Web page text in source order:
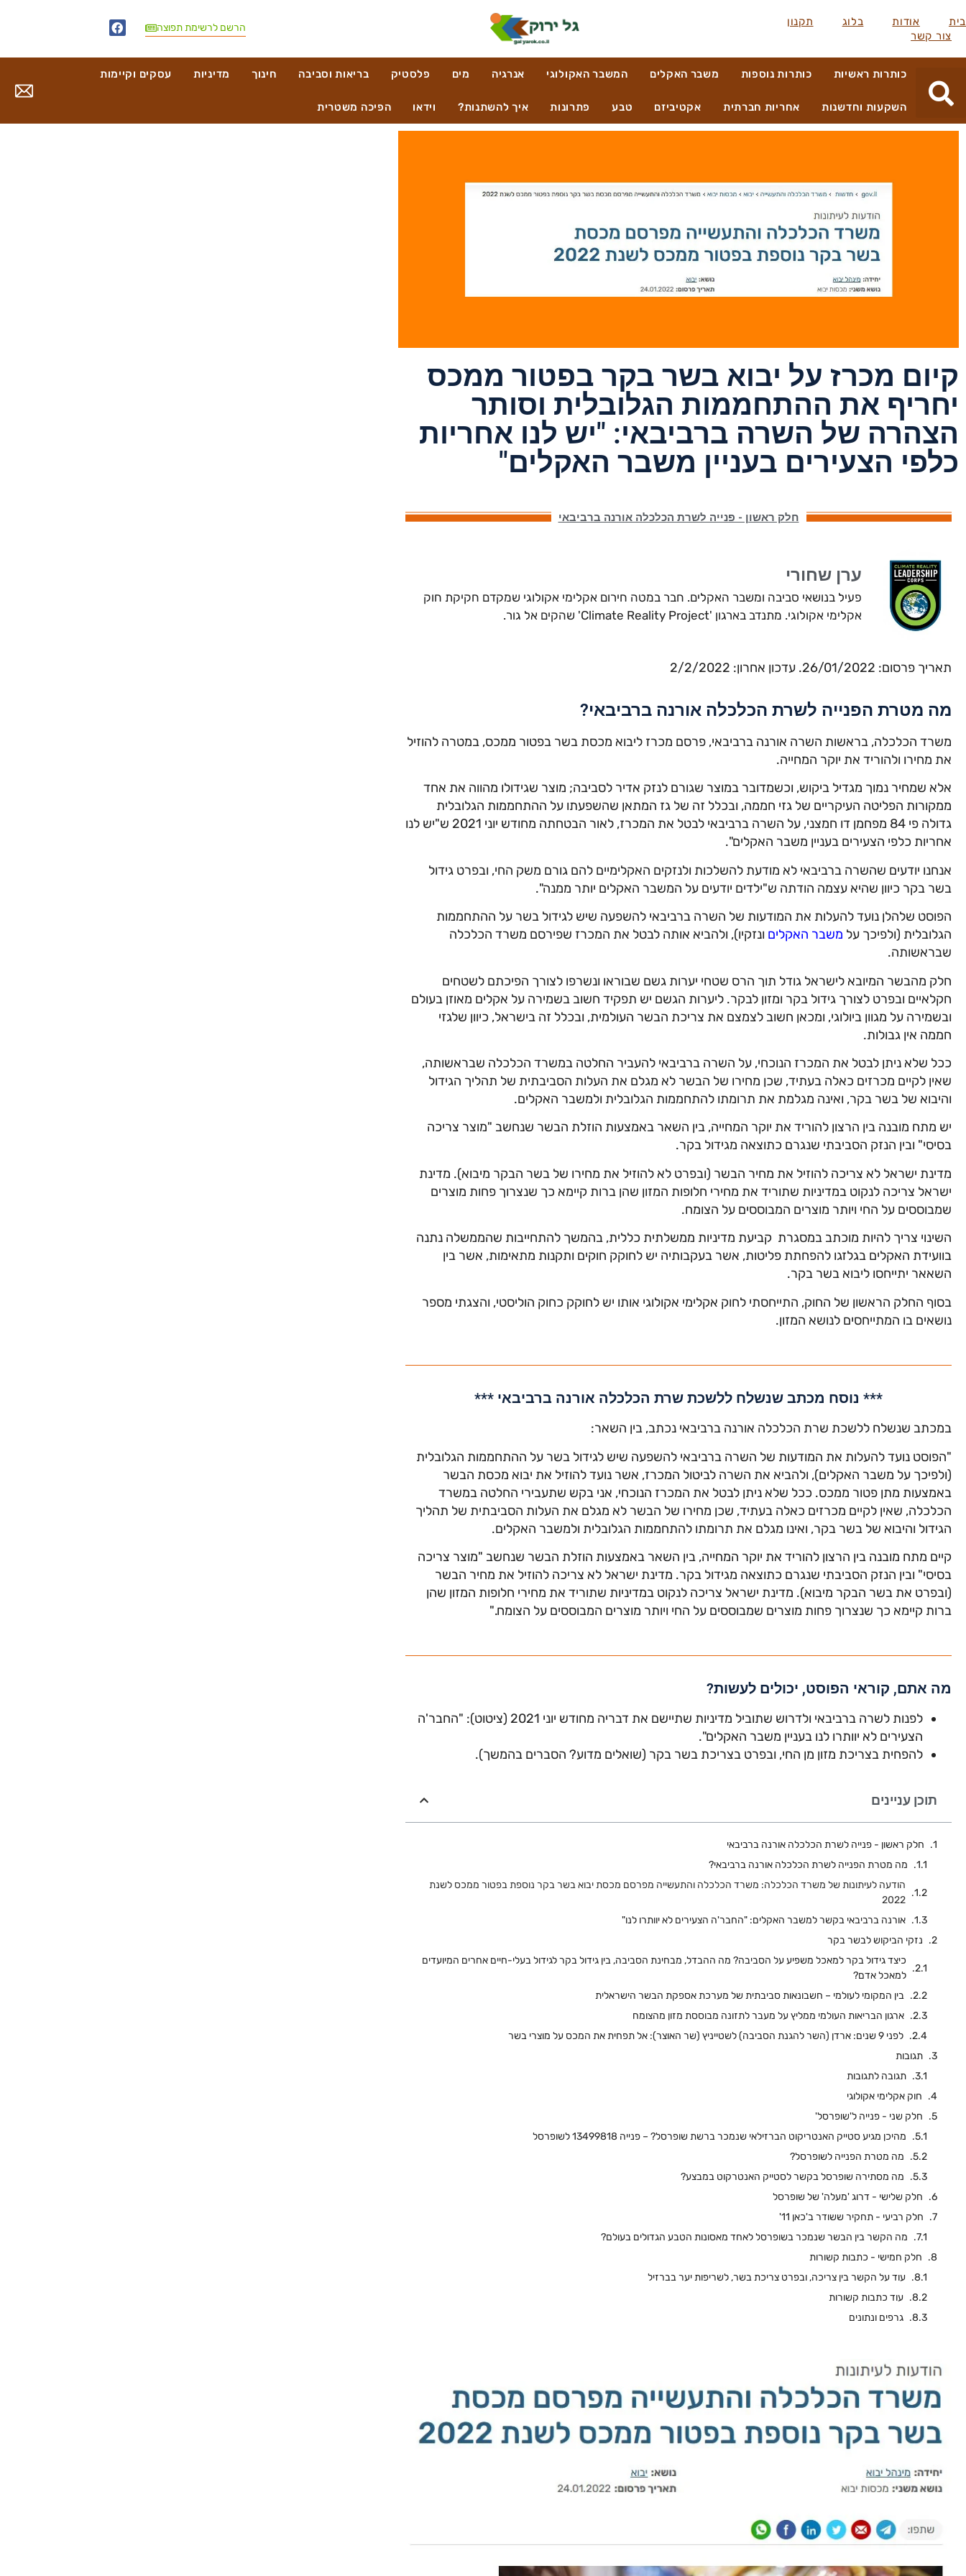
בית אודות בלוג
תקנון
צור קשר
הרשם לרשימת תפוצה
כותרות ראשיות כותרות נוספות משבר האקלים המשבר האקולוגי אנרגיה מים פלסטיק בריאות וסביבה חינוך מדיניות עסקים וקיימות
השקעות וחדשנות אחריות חברתית אקטיביזם טבע פתרונות איך להשתנות? וידאו הפיכה משטרית
קיום מכרז על יבוא בשר בקר בפטור ממכס
יחריף את ההתחממות הגלובלית וסותר
הצהרה של השרה ברביבאי: "יש לנו אחריות
כלפי הצעירים בעניין משבר האקלים"
חלק ראשון - פנייה לשרת הכלכלה אורנה ברביבאי
ערן שחורי
פעיל בנושאי סביבה ומשבר האקלים. חבר במטה חירום אקלימי אקולוגי שמקדם חקיקת חוק
אקלימי אקולוגי. מתנדב בארגון 'Climate Reality Project' שהקים אל גור.
תאריך פרסום: 26/01/2022. עדכון אחרון: 2/2/2022
מה מטרת הפנייה לשרת הכלכלה אורנה ברביבאי?
משרד הכלכלה, בראשות השרה אורנה ברביבאי, פרסם מכרז ליבוא מכסת בשר בפטור ממכס, במטרה להוזיל
את מחירו ולהוריד את יוקר המחייה.
אלא שמחיר נמוך מגדיל ביקוש, וכשמדובר במוצר שגורם לנזק אדיר לסביבה; מוצר שגידולו מהווה את אחד
ממקורות הפליטה העיקריים של גזי חממה, ובכלל זה של גז המתאן שהשפעתו על ההתחממות הגלובלית
גדולה פי 84 מפחמן דו חמצני, על השרה ברביבאי לבטל את המכרז, לאור הבטחתה מחודש יוני 2021 ש"יש לנו
אחריות כלפי הצעירים בעניין משבר האקלים".
אנחנו יודעים שהשרה ברביבאי לא מודעת להשלכות ולנזקים האקלימיים להם גורם משק החי, ובפרט גידול
בשר בקר כיוון שהיא עצמה הודתה ש"ילדים יודעים על המשבר האקלים יותר ממנה".
הפוסט שלהלן נועד להעלות את המודעות של השרה ברביבאי להשפעה שיש לגידול בשר על ההתחממות
הגלובלית (ולפיכך על משבר האקלים ונזקיו), ולהביא אותה לבטל את המכרז שפירסם משרד הכלכלה
שבראשותה.
חלק מהבשר המיובא לישראל גודל תוך הרס שטחי יערות גשם שבוראו ונשרפו לצורך הפיכתם לשטחים
חקלאיים ובפרט לצורך גידול בקר ומזון לבקר. ליערות הגשם יש תפקיד חשוב בשמירה על אקלים מאוזן בעולם
ובשמירה על מגוון ביולוגי, ומכאן חשוב לצמצם את צריכת הבשר העולמית, ובכלל זה בישראל, כיוון שלגזי
חממה אין גבולות.
ככל שלא ניתן לבטל את המכרז הנוכחי, על השרה ברביבאי להעביר החלטה במשרד הכלכלה שבראשותה,
שאין לקיים מכרזים כאלה בעתיד, שכן מחירו של הבשר לא מגלם את העלות הסביבתית של תהליך הגידול
והיבוא של בשר בקר, ואינה מגלמת את תרומתו להתחממות הגלובלית ולמשבר האקלים.
יש מתח מובנה בין הרצון להוריד את יוקר המחייה, בין השאר באמצעות הוזלת הבשר שנחשב "מוצר צריכה
בסיסי" ובין הנזק הסביבתי שנגרם כתוצאה מגידול בקר.
מדינת ישראל לא צריכה להוזיל את מחיר הבשר (ובפרט לא להוזיל את מחירו של בשר הבקר מיבוא). מדינת
ישראל צריכה לנקוט במדיניות שתוריד את מחירי חלופות המזון שהן ברות קיימא כך שנצרוך פחות מוצרים
שמבוססים על החי ויותר מוצרים המבוססים על הצומח.
השינוי צריך להיות מוכתב במסגרת קביעת מדיניות ממשלתית כללית, בהמשך להתחייבות שהממשלה נתנה
בוועידת האקלים בגלזגו להפחתת פליטות, אשר בעקבותיה יש לחוקק חוקים ותקנות מתאימות, אשר בין
השאאר יתייחסו ליבוא בשר בקר.
בסוף החלק הראשון של החוק, התייחסתי לחוק אקלימי אקולוגי אותו יש לחוקק כחוק הוליסטי, והצגתי מספר
נושאים בו המתייחסים לנושא המזון.
*** נוסח מכתב שנשלח ללשכת שרת הכלכלה אורנה ברביבאי ***
במכתב שנשלח ללשכת שרת הכלכלה אורנה ברביבאי נכתב, בין השאר:
"הפוסט נועד להעלות את המודעות של השרה ברביבאי להשפעה שיש לגידול בשר על ההתחממות הגלובלית
(ולפיכך על משבר האקלים), ולהביא את השרה לביטול המכרז, אשר נועד להוזיל את יבוא מכסת הבשר
באמצעות מתן פטור ממכס. ככל שלא ניתן לבטל את המכרז הנוכחי, אני בקש שתעבירי החלטה במשרד
הכלכלה, שאין לקיים מכרזים כאלה בעתיד, שכן מחירו של הבשר לא מגלם את העלות הסביבתית של תהליך
הגידול והיבוא של בשר בקר, ואינו מגלם את תרומתו להתחממות הגלובלית ולמשבר האקלים.
קיים מתח מובנה בין הרצון להוריד את יוקר המחייה, בין השאר באמצעות הוזלת הבשר שנחשב "מוצר צריכה
בסיסי" ובין הנזק הסביבתי שנגרם כתוצאה מגידול בקר. מדינת ישראל לא צריכה להוזיל את מחיר הבשר
(ובפרט את בשר הבקר מיבוא). מדינת ישראל צריכה לנקוט במדיניות שתוריד את מחירי חלופות המזון שהן
ברות קיימא כך שנצרוך פחות מוצרים שמבוססים על החי ויותר מוצרים המבוססים על הצומח."
מה אתם, קוראי הפוסט, יכולים לעשות?
לפנות לשרה ברביבאי ולדרוש שתוביל מדיניות שתיישם את דבריה מחודש יוני 2021 (ציטוט): "החבר'ה
הצעירים לא יוותרו לנו בעניין משבר האקלים".
להפחית בצריכת מזון מן החי, ובפרט בצריכת בשר בקר (שואלים מדוע? הסברים בהמשך).
תוכן עניינים
חלק ראשון - פנייה לשרת הכלכלה אורנה ברביבאי
מה מטרת הפנייה לשרת הכלכלה אורנה ברביבאי?
הודעה לעיתונות של משרד הכלכלה: משרד הכלכלה והתעשייה מפרסם מכסת יבוא בשר בקר נוספת בפטור ממכס לשנת
2022
אורנה ברביבאי בקשר למשבר האקלים: "החבר'ה הצעירים לא יוותרו לנו"
נזקי הביקוש לבשר בקר
כיצד גידול בקר למאכל משפיע על הסביבה? מה ההבדל, מבחינת הסביבה, בין גידול בקר לגידול בעלי-חיים אחרים המיועדים
למאכל אדם?
בין המקומי לעולמי – חשבונאות סביבתית של מערכת אספקת הבשר הישראלית
ארגון הבריאות העולמי ממליץ על מעבר לתזונה מבוססת מזון מהצומח
לפני 9 שנים: ארדן (השר להגנת הסביבה) לשטייניץ (שר האוצר): אל תפחית את המכס על מוצרי בשר
תגובות
תגובה לתגובות
חוק אקלימי אקולוגי
חלק שני - פנייה ל'שופרסל'
מהיכן מגיע סטייק האנטריקוט הברזילאי שנמכר ברשת שופרסל? – פנייה 13499818 לשופרסל
מה מטרת הפנייה לשופרסל?
מה מסתירה שופרסל בקשר לסטייק האנטרקוט במבצע?
חלק שלישי - דרוג 'מעלה' של שופרסל
חלק רביעי - תחקיר ששודר ב'כאן 11'
מה הקשר בין הבשר שנמכר בשופרסל לאחד מאסונות הטבע הגדולים בעולם?
חלק חמישי - כתבות קשורות
עוד על הקשר בין צריכה, ובפרט צריכת בשר, לשריפות יער בברזיל
עוד כתבות קשורות
גרפים ונתונים